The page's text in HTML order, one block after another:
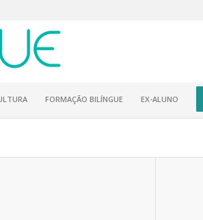
FORMAÇÃO BILÍNGUE EX-ALUNO